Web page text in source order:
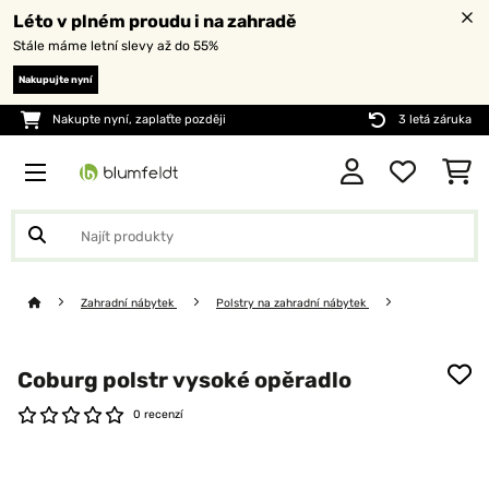
Léto v plném proudu i na zahradě
Stále máme letní slevy až do 55%
Nakupujte nyní
Nakupte nyní, zaplaťte později 3 letá záruka
Zahradní nábytek Polstry na zahradní nábytek
Coburg polstr vysoké opěradlo
0 recenzí